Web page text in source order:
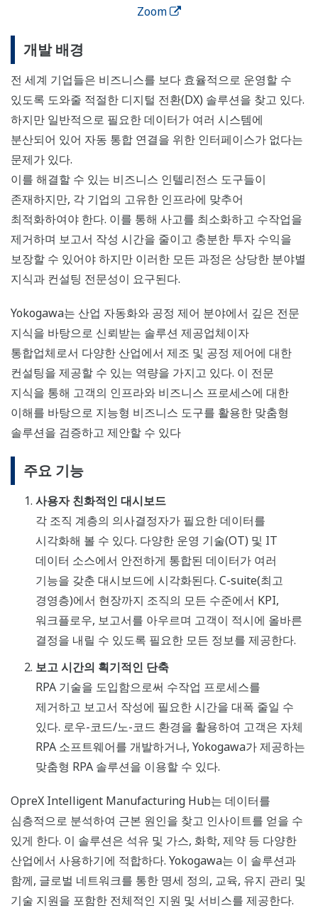
Zoom
개발 배경
전 세계 기업들은 비즈니스를 보다 효율적으로 운영할 수
있도록 도와줄 적절한 디지털 전환(DX) 솔루션을 찾고 있다.
하지만 일반적으로 필요한 데이터가 여러 시스템에
분산되어 있어 자동 통합 연결을 위한 인터페이스가 없다는
문제가 있다.
이를 해결할 수 있는 비즈니스 인텔리전스 도구들이
존재하지만, 각 기업의 고유한 인프라에 맞추어
최적화하여야 한다. 이를 통해 사고를 최소화하고 수작업을
제거하며 보고서 작성 시간을 줄이고 충분한 투자 수익을
보장할 수 있어야 하지만 이러한 모든 과정은 상당한 분야별
지식과 컨설팅 전문성이 요구된다.
Yokogawa는 산업 자동화와 공정 제어 분야에서 깊은 전문
지식을 바탕으로 신뢰받는 솔루션 제공업체이자
통합업체로서 다양한 산업에서 제조 및 공정 제어에 대한
컨설팅을 제공할 수 있는 역량을 가지고 있다. 이 전문
지식을 통해 고객의 인프라와 비즈니스 프로세스에 대한
이해를 바탕으로 지능형 비즈니스 도구를 활용한 맞춤형
솔루션을 검증하고 제안할 수 있다
주요 기능
사용자 친화적인 대시보드
각 조직 계층의 의사결정자가 필요한 데이터를
시각화해 볼 수 있다. 다양한 운영 기술(OT) 및 IT
데이터 소스에서 안전하게 통합된 데이터가 여러
기능을 갖춘 대시보드에 시각화된다. C-suite(최고
경영층)에서 현장까지 조직의 모든 수준에서 KPI,
워크플로우, 보고서를 아우르며 고객이 적시에 올바른
결정을 내릴 수 있도록 필요한 모든 정보를 제공한다.
보고 시간의 획기적인 단축
RPA 기술을 도입함으로써 수작업 프로세스를
제거하고 보고서 작성에 필요한 시간을 대폭 줄일 수
있다. 로우-코드/노-코드 환경을 활용하여 고객은 자체
RPA 소프트웨어를 개발하거나, Yokogawa가 제공하는
맞춤형 RPA 솔루션을 이용할 수 있다.
OpreX Intelligent Manufacturing Hub는 데이터를
심층적으로 분석하여 근본 원인을 찾고 인사이트를 얻을 수
있게 한다. 이 솔루션은 석유 및 가스, 화학, 제약 등 다양한
산업에서 사용하기에 적합하다. Yokogawa는 이 솔루션과
함께, 글로벌 네트워크를 통한 명세 정의, 교육, 유지 관리 및
기술 지원을 포함한 전체적인 지원 및 서비스를 제공한다.